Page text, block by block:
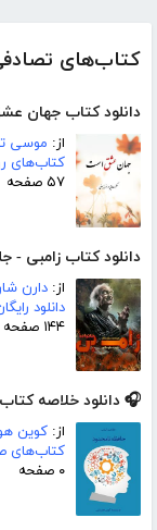
کتاب‌های
دانلود کتاب جهان
از: موسی
کتاب‌های
۵۷ صفحه
دانلود کتاب زامبی -
از: دارن
دانلود
۱۴۴ صفحه
🎧 دانلود خلاصه
از: کوین
کتاب‌های
۰ صفحه